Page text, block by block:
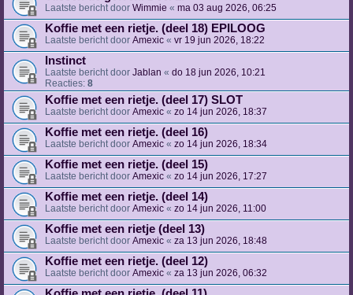
Laatste bericht door Wimmie « ma 03 aug 2026, 06:25
Koffie met een rietje. (deel 18) EPILOOG
Laatste bericht door Amexic « vr 19 jun 2026, 18:22
Instinct
Laatste bericht door Jablan « do 18 jun 2026, 10:21
Reacties: 8
Koffie met een rietje. (deel 17) SLOT
Laatste bericht door Amexic « zo 14 jun 2026, 18:37
Koffie met een rietje. (deel 16)
Laatste bericht door Amexic « zo 14 jun 2026, 18:34
Koffie met een rietje. (deel 15)
Laatste bericht door Amexic « zo 14 jun 2026, 17:27
Koffie met een rietje. (deel 14)
Laatste bericht door Amexic « zo 14 jun 2026, 11:00
Koffie met een rietje (deel 13)
Laatste bericht door Amexic « za 13 jun 2026, 18:48
Koffie met een rietje. (deel 12)
Laatste bericht door Amexic « za 13 jun 2026, 06:32